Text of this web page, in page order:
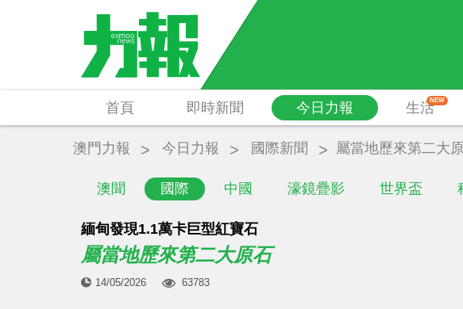
首頁 即時新聞 今日力報
澳聞 國際 中國 濠鏡疊影 世界盃
生活NEW
澳門力報 今日力報 國際新聞 屬當地歷來第二大
緬甸發現1.1萬卡巨型紅寶石
屬當地歷來第二大原石
14/05/2026 63783